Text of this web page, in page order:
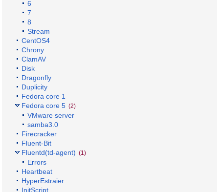
6
7
8
Stream
CentOS4
Chrony
ClamAV
Disk
Dragonfly
Duplicity
Fedora core 1
Fedora core 5 (2)
VMware server
samba3.0
Firecracker
Fluent-Bit
Fluentd(td-agent) (1)
Errors
Heartbeat
HyperEstraier
InitScript